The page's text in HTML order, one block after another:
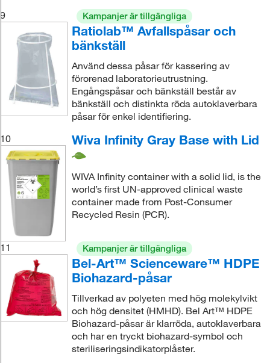
9
Kampanjer är tillgängliga
Ratiolab™ Avfallspåsar och
bänkställ
Använd dessa påsar för kassering av
förorenad laboratorieutrustning.
Engångspåsar och bänkställ består av
bänkställ och distinkta röda autoklaverbara
påsar för enkel identifiering.
10
Wiva Infinity Gray Base with Lid
WIVA Infinity container with a solid lid, is the
world’s first UN-approved clinical waste
container made from Post-Consumer
Recycled Resin (PCR).
11 Kampanjer är tillgängliga
Bel-Art™ Scienceware™ HDPE
Biohazard-påsar
Tillverkad av polyeten med hög molekylvikt
och hög densitet (HMHD). Bel Art™ HDPE
Biohazard-påsar är klarröda, autoklaverbara
och har en tryckt biohazard-symbol och
steriliseringsindikatorplåster.